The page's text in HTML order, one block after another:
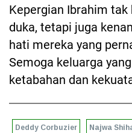
Kepergian Ibrahim
duka, tetapi juga
hati mereka yang
Semoga keluarga
ketabahan dan
Deddy Corbuzier Najwa